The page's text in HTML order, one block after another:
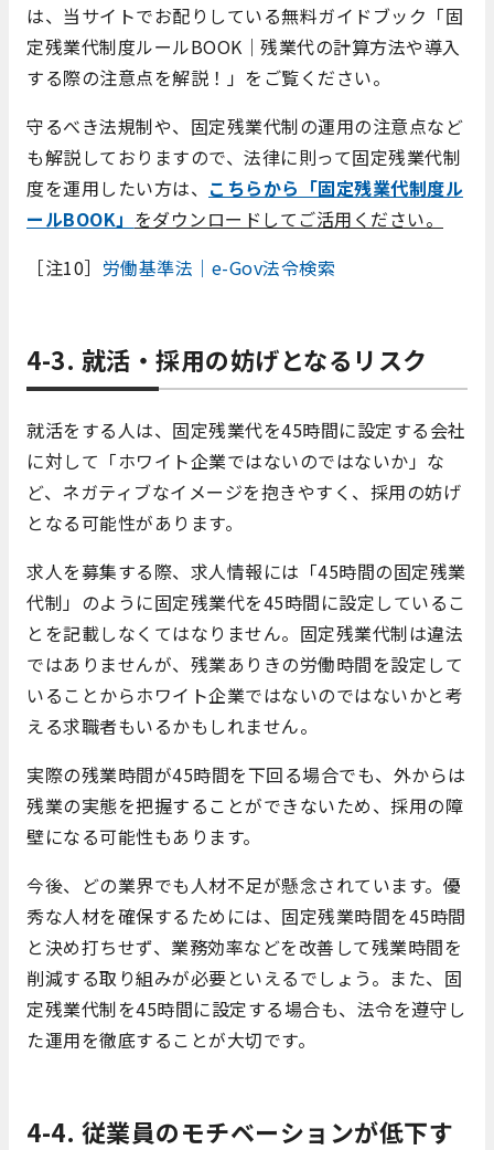
は、当サイトでお配りしている無料ガイドブック「固
定残業代制度ルールBOOK｜残業代の計算方法や導入
する際の注意点を解説！」をご覧ください。
守るべき法規制や、固定残業代制の運用の注意点など
も解説しておりますので、法律に則って固定残業代制
度を運用したい方は、 こちらから「固定残業代制度ル
ールBOOK」 をダウンロードしてご活用ください。
［注10］ 労働基準法｜e-Gov法令検索
4-3. 就活・採用の妨げとなるリスク
就活をする人は、固定残業代を45時間に設定する会社
に対して「ホワイト企業ではないのではないか」な
ど、ネガティブなイメージを抱きやすく、採用の妨げ
となる可能性があります。
求人を募集する際、求人情報には「45時間の固定残業
代制」のように固定残業代を45時間に設定しているこ
とを記載しなくてはなりません。固定残業代制は違法
ではありませんが、残業ありきの労働時間を設定して
いることからホワイト企業ではないのではないかと考
える求職者もいるかもしれません。
実際の残業時間が45時間を下回る場合でも、外からは
残業の実態を把握することができないため、採用の障
壁になる可能性もあります。
今後、どの業界でも人材不足が懸念されています。優
秀な人材を確保するためには、固定残業時間を45時間
と決め打ちせず、業務効率などを改善して残業時間を
削減する取り組みが必要といえるでしょう。また、固
定残業代制を45時間に設定する場合も、法令を遵守し
た運用を徹底することが大切です。
4-4. 従業員のモチベーションが低下す